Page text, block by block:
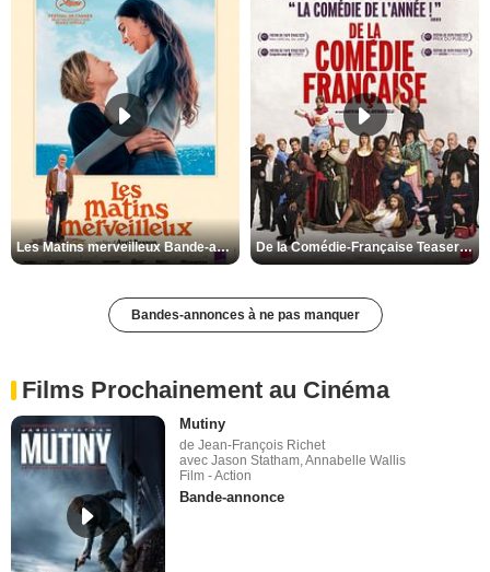
Les Matins merveilleux Bande-annonce VF De la Comédie-Française Teaser VF
Bandes-annonces à ne pas manquer
Films Prochainement au Cinéma
Mutiny
de Jean-François Richet
avec Jason Statham, Annabelle Wallis
Film - Action
Bande-annonce